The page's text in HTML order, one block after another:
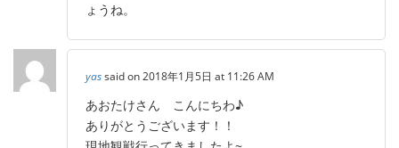
ょうね。
yassaid on 2018年1月5日 at 11:26 AM
あおたけさん こんにちわ♪
ありがとうございます！！